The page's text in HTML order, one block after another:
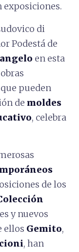
exposiciones.
di
Podestá de
en esta
pueden
de moldes
, celebra
de los
y nuevos
ellos Gemito,
, han